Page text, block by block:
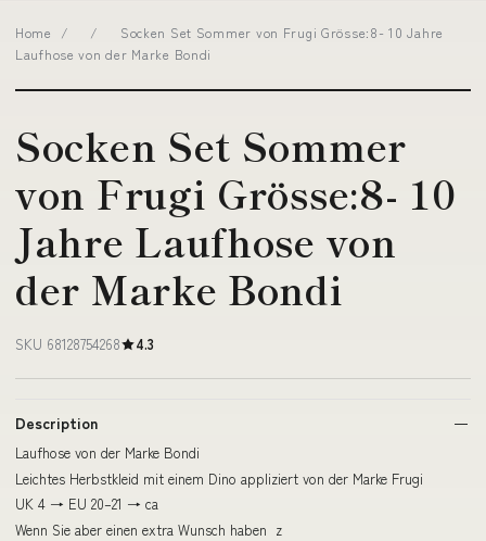
Home / /
Socken Set Sommer von Frugi Grösse:8- 10 Jahre
Laufhose von der Marke Bondi
Socken Set Sommer
von Frugi Grösse:8- 10
Jahre Laufhose von
der Marke Bondi
SKU 68128754268 4.3
Description
Laufhose von der Marke Bondi
Leichtes Herbstkleid mit einem Dino appliziert von der Marke Frugi
UK 4 → EU 20–21 → ca
Wenn Sie aber einen extra Wunsch haben z